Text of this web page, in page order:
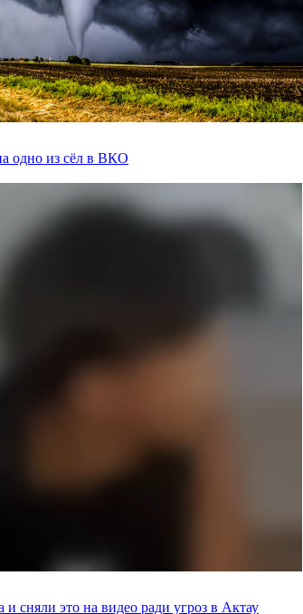
одно из сёл в ВКО
сняли это на видео ради угроз в Актау